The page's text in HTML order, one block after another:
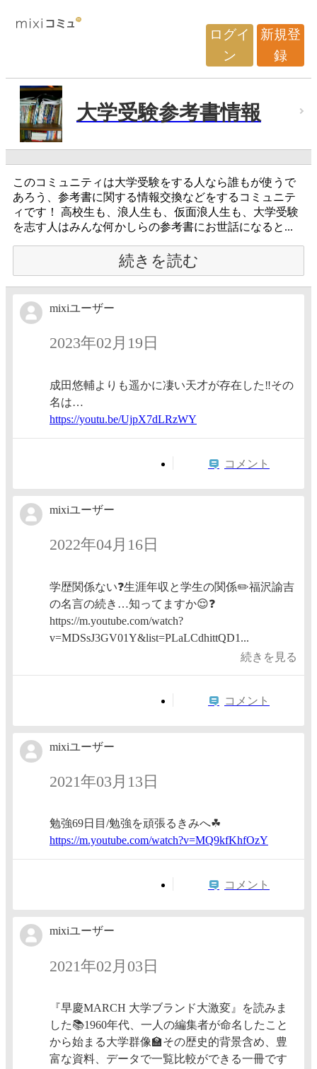
ログイ
ン
新規登
録
大学受験参考書情報
このコミュニティは大学受験をする人なら誰もが使うで
あろう、参考書に関する情報交換などをするコミュニテ
ィです！ 高校生も、浪人生も、仮面浪人生も、大学受験
を志す人はみんな何かしらの参考書にお世話になると...
続きを読む
mixiユーザー
2023年02月19日
成田悠輔よりも遥かに凄い天才が存在した‼️その
名は…
https://youtu.be/UjpX7dLRzWY
コメント
mixiユーザー
2022年04月16日
学歴関係ない❓生涯年収と学生の関係✏️福沢諭吉
の名言の続き…知ってますか😌❓
https://m.youtube.com/watch?
v=MDSsJ3GV01Y&list=PLaLCdhittQD1...
続きを見る
コメント
mixiユーザー
2021年03月13日
勉強69日目/勉強を頑張るきみへ☘
https://m.youtube.com/watch?v=MQ9kfKhfOzY
コメント
mixiユーザー
2021年02月03日
『早慶MARCH 大学ブランド大激変』を読みま
した📚1960年代、一人の編集者が命名したこと
から始まる大学群像🏫その歴史的背景含め、豊
富な資料、データで一覧比較ができる一冊です